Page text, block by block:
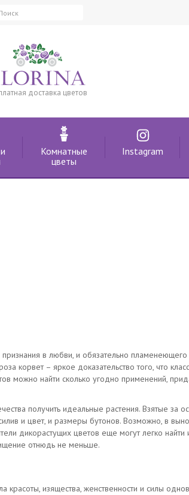
доставка цветов
Комнатные
цветы
Instagram
в любви, и обязательно
– яркое доказательство того, что
можно найти сколько угодно применений,
получить идеальные растения. Взятые за
и цвет, и размеры бутонов. Возможно, в
дикорастущих цветов еще могут легко найти
отнюдь не меньше.
красоты, изящества, женственности и силы